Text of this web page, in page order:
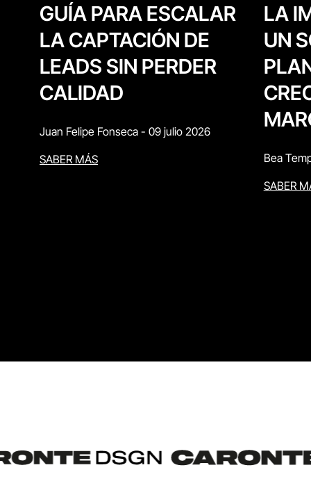
GUÍA PARA ESCALAR
LA CAPTACIÓN DE
LEADS SIN PERDER
CALIDAD
Juan Felipe Fonseca - 09 julio 2026
SABER MÁS
LA
UN
Bea
SABER